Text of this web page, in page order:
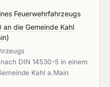
Feuerwehrfahrzeugs
die Gemeinde Kahl
)
DIN 14530-5 in einem
Kahl a.Main